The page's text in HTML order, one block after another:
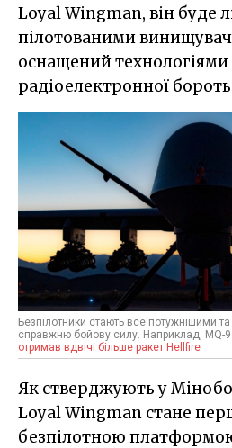
Loyal Wingman, він буде
пілотованими
оснащений
радіоелектронної
Безпілотники стають все потужнішими
справжню бойову силу. Наприклад, MQ-
отримав вдвічі більше ракет Hellfire
Як стверджують у
Loyal Wingman стане
безпілотною